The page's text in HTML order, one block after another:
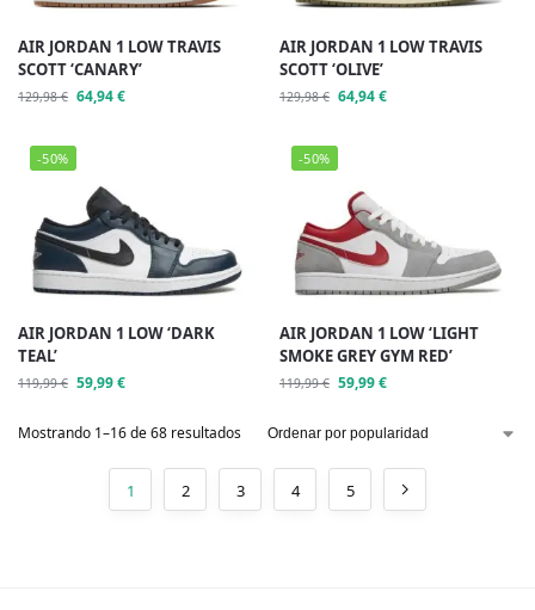
AIR JORDAN 1 LOW TRAVIS
SCOTT ‘CANARY’
129,98€ 64,94€
AIR JORDAN 1 LOW TRAVIS
SCOTT ‘OLIVE’
129,98€ 64,94€
-50%
AIR JORDAN 1 LOW ‘DARK
TEAL’
119,99€ 59,99€
-50%
AIR JORDAN 1 LOW ‘LIGHT
SMOKE GREY GYM RED’
119,99€ 59,99€
Mostrando 1–16 de 68 resultados
1 2 3 4 5